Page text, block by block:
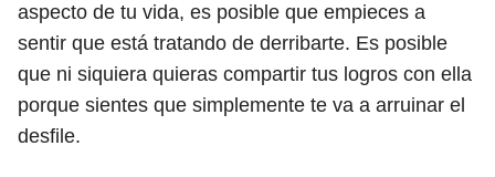
aspecto de tu vida, es posible que empieces a
sentir que está tratando de derribarte. Es posible
que ni siquiera quieras compartir tus logros con ella
porque sientes que simplemente te va a arruinar el
desfile.